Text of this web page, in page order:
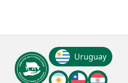
Uruguay